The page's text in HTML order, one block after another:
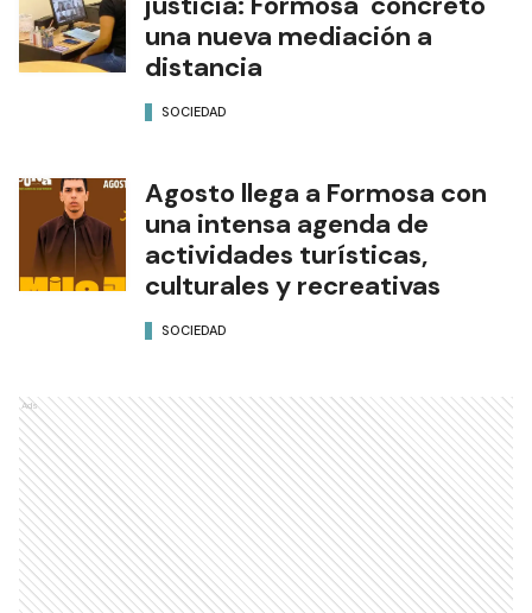
una nueva mediación a
distancia
SOCIEDAD
Agosto llega a Formosa con
una intensa agenda de
actividades turísticas,
culturales y recreativas
SOCIEDAD
Ads